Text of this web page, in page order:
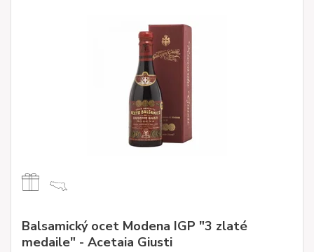
Balsamický ocet Modena IGP "3 zlaté
medaile" - Acetaia Giusti